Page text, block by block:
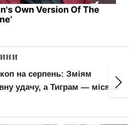
Own Version Of The
на серпень: Зміям
удачу, а Тиграм — місяць